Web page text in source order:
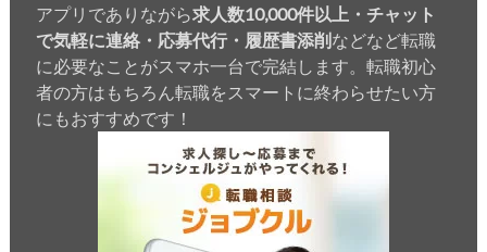
アプリでありながら求人数10,000件以上・チャット
で気軽に連絡・応募代行・履歴書添削などなど転職
に必要なことがスマホ一台で完結します。転職初心
者の方はもちろん転職をスマートに終わらせたい方
にもおすすめです！